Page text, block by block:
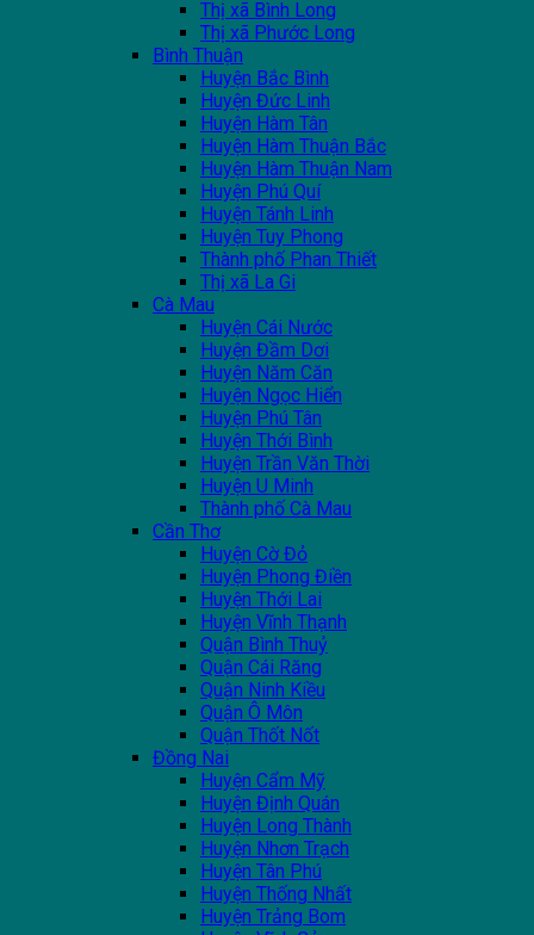
Thị xã Bình Long
Thị xã Phước Long
Bình Thuận
Huyện Bắc Bình
Huyện Đức Linh
Huyện Hàm Tân
Huyện Hàm Thuận Bắc
Huyện Hàm Thuận Nam
Huyện Phú Quí
Huyện Tánh Linh
Huyện Tuy Phong
Thành phố Phan Thiết
Thị xã La Gi
Cà Mau
Huyện Cái Nước
Huyện Đầm Dơi
Huyện Năm Căn
Huyện Ngọc Hiển
Huyện Phú Tân
Huyện Thới Bình
Huyện Trần Văn Thời
Huyện U Minh
Thành phố Cà Mau
Cần Thơ
Huyện Cờ Đỏ
Huyện Phong Điền
Huyện Thới Lai
Huyện Vĩnh Thạnh
Quận Bình Thuỷ
Quận Cái Răng
Quận Ninh Kiều
Quận Ô Môn
Quận Thốt Nốt
Đồng Nai
Huyện Cẩm Mỹ
Huyện Định Quán
Huyện Long Thành
Huyện Nhơn Trạch
Huyện Tân Phú
Huyện Thống Nhất
Huyện Trảng Bom